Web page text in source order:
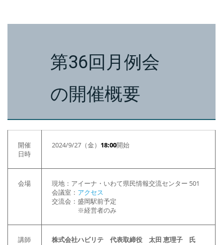
第36回月例会
の開催概要
開催
日時
2024/9/27（金） 18:00開始
会場
現地：アイーナ・いわて県民情報交流センター 501
会議室： アクセス
交流会：盛岡駅前予定
※経営者のみ
講師
株式会社ハビリテ 代表取締役 太田 恵理子 氏